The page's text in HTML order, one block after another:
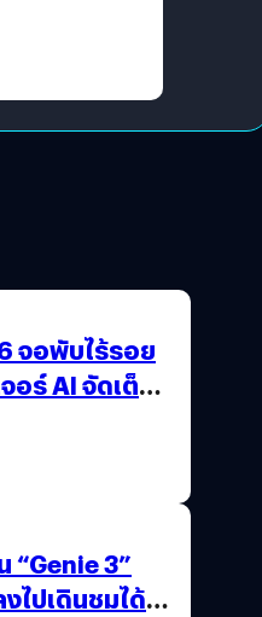
แม่ปีนี้
จอพับไร้รอย
อร์ AI จัดเต็ม
“Genie 3”
ไปเดินชมได้